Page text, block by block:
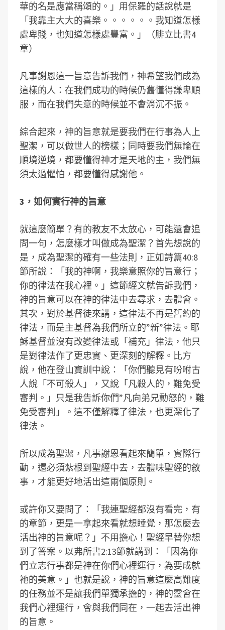
華的名是應當稱頌的。」用保羅的話說就是
「我靠主大大的喜樂。。。。。。我知道怎樣
處卑賤，也知道怎樣處豐富。」（腓立比書4
章）
凡事謝恩這一旨意告訴我們，神希望我們成為
這樣的人：在我們成功的時候仍舊懂得謙卑順
服，而在我們失意的時候並不會消沉不振。
綜合起來，神的旨意就是要我們在行事為人上
聖潔，可以做世人的榜樣；同時要我們無論在
順境逆境，都要懂得神才是天地的主，我們無
須太過懼怕，都要懂得感謝他。
3，如何實行神的旨意
就這麼簡單？有的教友不太放心，可能還會追
問一句，怎麼樣才叫做成為聖潔？首先想說的
是，成為聖潔的確有一些法則，正如詩篇40:8
節所說：「我的神啊，我樂意照你的旨意行；
你的律法在我心裡。」這節經文就告訴我們，
神的旨意可以在神的律法中去尋求，去體會。
其次，對於基督徒來講，這律法不再是舊約的
律法，而是主基督為我們所立的”新”律法。耶
穌基督並沒有改變律法或「補充」律法，他只
是對律法作了更忠實、更深刻的解釋。比方
說，他在登山寶訓中說：「你們聽見有吩咐古
人說「不可殺人」，又說「凡殺人的，難免受
審判。」只是我告訴你們”凡向弟兄動怒的，難
免受審判」。這不僅解釋了律法，也更深化了
律法。
所以成為聖潔，凡事謝恩看起來簡單，實際行
動，還必須紮根到聖經中去，去體味聖經的敘
事，才能更好地活出這兩個原則。
或許你又要問了：「我連聖經都沒有看完，有
的章節，更是一拿起來看就想睡覺，那怎麼去
活出神的旨意呢？」不用擔心！聖經早替你想
到了答案。以弗所書2:13節就講到：「因為你
們立志行事都是神在你們心裡運行，為要成就
祂的美意。」也就是說，神的旨意這麼高難度
的任務並不是讓我們單獨承擔的，神的靈會在
我們心裡運行，會與我們同在，一起去活出神
的旨意。